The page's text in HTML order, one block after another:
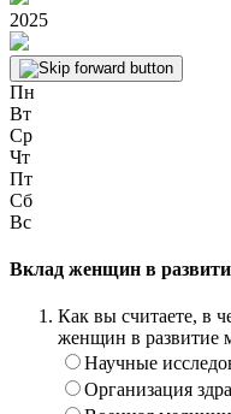
2025
Пн
Вт
Ср
Чт
Пт
Сб
Вс
Вклад женщин в
Как вы считаете, в
женщин в развитие
Научные
Организация